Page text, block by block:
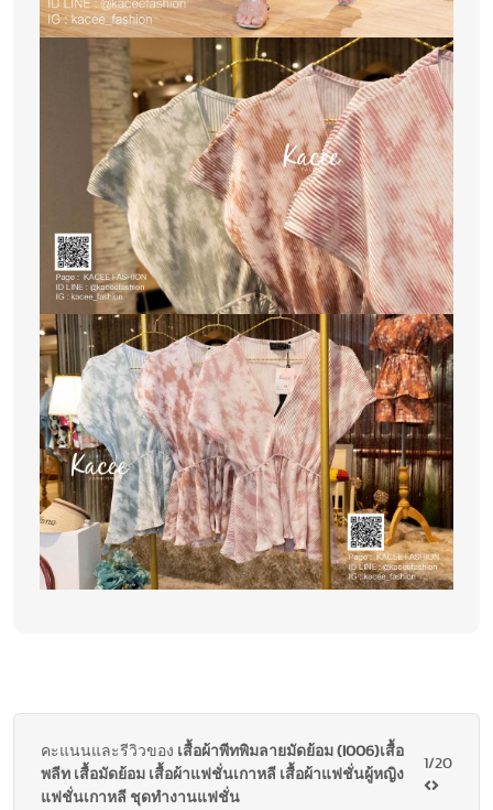
คะแนนและรีวิวของ เสื้อผ้าพีทพิมลายมัดย้อม (I006)เสื้อ
พลีท เสื้อมัดย้อม เสื้อผ้าแฟชั่นเกาหลี เสื้อผ้าแฟชั่นผู้หญิง
แฟชั่นเกาหลี ชุดทำงานแฟชั่น
1/20